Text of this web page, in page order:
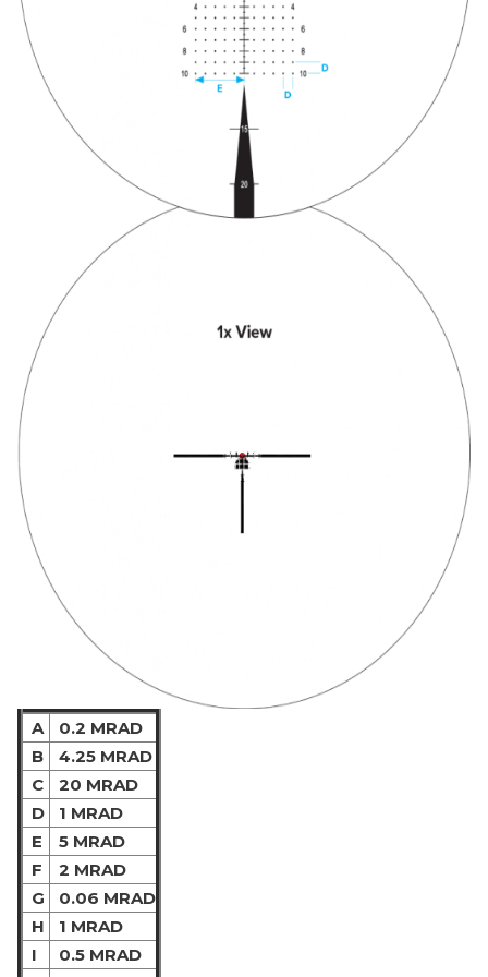
A
0.2 MRAD
B
4.25 MRAD
C
20 MRAD
D
1 MRAD
E
5 MRAD
F
2 MRAD
G
0.06 MRAD
H
1 MRAD
I
0.5 MRAD